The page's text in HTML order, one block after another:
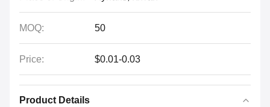
MOQ: 50
Price: $0.01-0.03
Product Details